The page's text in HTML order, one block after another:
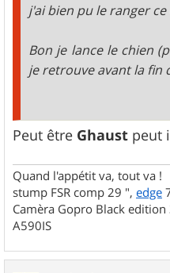
j'ai bien pu le ranger ce
Bon je lance le chien
je retrouve avant la fin
Peut être Ghaust peut
Quand l'appétit va, tout va !
stump FSR comp 29 ", edge
Camèra Gopro Black
A590IS